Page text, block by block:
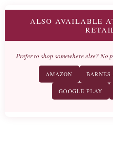
ALSO AVAILABLE
Prefer to shop somewhere else?
AMAZON
GOOGLE PLAY